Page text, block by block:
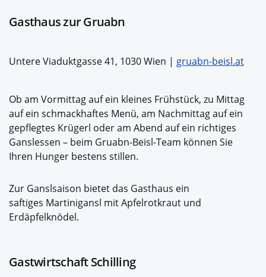
Gasthaus zur Gruabn
Untere Viaduktgasse 41, 1030 Wien | gruabn-beisl.at
Ob am Vormittag auf ein kleines Frühstück, zu Mittag
auf ein schmackhaftes Menü, am Nachmittag auf ein
gepflegtes Krügerl oder am Abend auf ein richtiges
Ganslessen – beim Gruabn-Beisl-Team können Sie
Ihren Hunger bestens stillen.
Zur Ganslsaison bietet das Gasthaus ein
saftiges Martinigansl mit Apfelrotkraut und
Erdäpfelknödel.
Gastwirtschaft Schilling